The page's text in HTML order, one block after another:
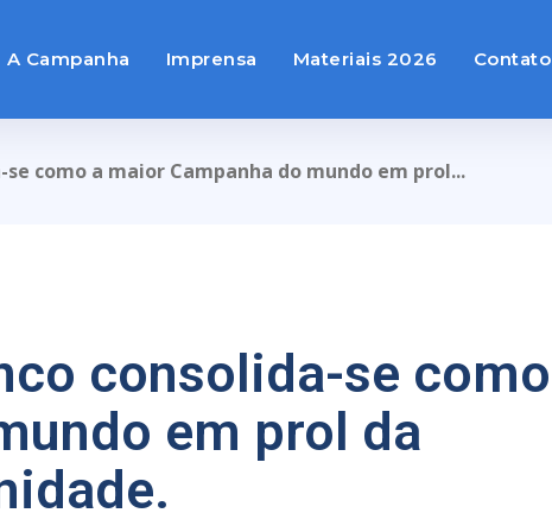
A Campanha Imprensa Materiais 2026 Contato
como a maior Campanha do mundo em prol...
consolida-se como
em prol da